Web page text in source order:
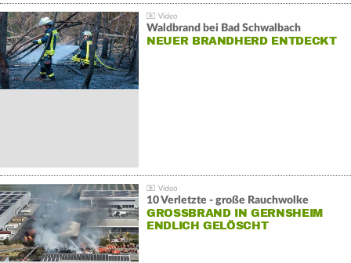
Waldbrand bei Bad Schwalbach
NEUER BRANDHERD ENTDECKT
10 Verletzte - große Rauchwolke
GROSSBRAND IN GERNSHEIM E
NDLICH GELÖSCHT